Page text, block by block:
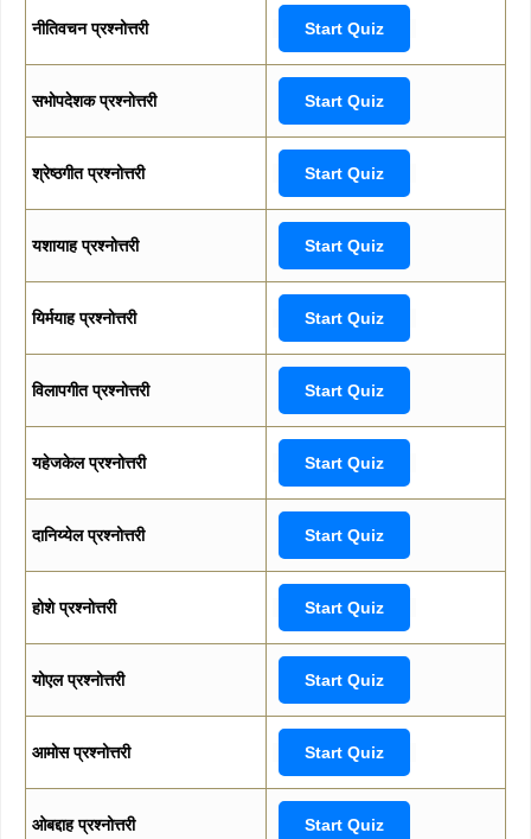
नीतिवचन प्रश्नोत्तरी Start Quiz
सभोपदेशक प्रश्नोत्तरी Start Quiz
श्रेष्ठगीत प्रश्नोत्तरी Start Quiz
यशायाह प्रश्नोत्तरी Start Quiz
यिर्मयाह प्रश्नोत्तरी Start Quiz
विलापगीत प्रश्नोत्तरी Start Quiz
यहेजकेल प्रश्नोत्तरी Start Quiz
दानिय्येल प्रश्नोत्तरी Start Quiz
होशे प्रश्नोत्तरी Start Quiz
योएल प्रश्नोत्तरी Start Quiz
आमोस प्रश्नोत्तरी Start Quiz
ओबद्दाह प्रश्नोत्तरी Start Quiz